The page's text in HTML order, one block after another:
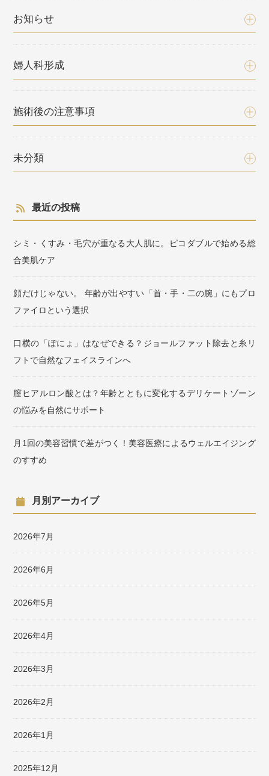
お知らせ
婦人科形成
施術後の注意事項
未分類
最近の投稿
シミ・くすみ・毛穴が重なる大人肌に。ピコダブルで始める総
合美肌ケア
顔だけじゃない。 年齢が出やすい「首・手・二の腕」にもプロ
ファイロという選択
口横の「ぽにょ」はなぜできる？ジョールファット除去と糸リ
フトで自然なフェイスラインへ
膣ヒアルロン酸とは？年齢とともに変化するデリケートゾーン
の悩みを自然にサポート
月1回の美容習慣で差がつく！美容医療によるウェルエイジング
のすすめ
月別アーカイブ
2026年7月
2026年6月
2026年5月
2026年4月
2026年3月
2026年2月
2026年1月
2025年12月